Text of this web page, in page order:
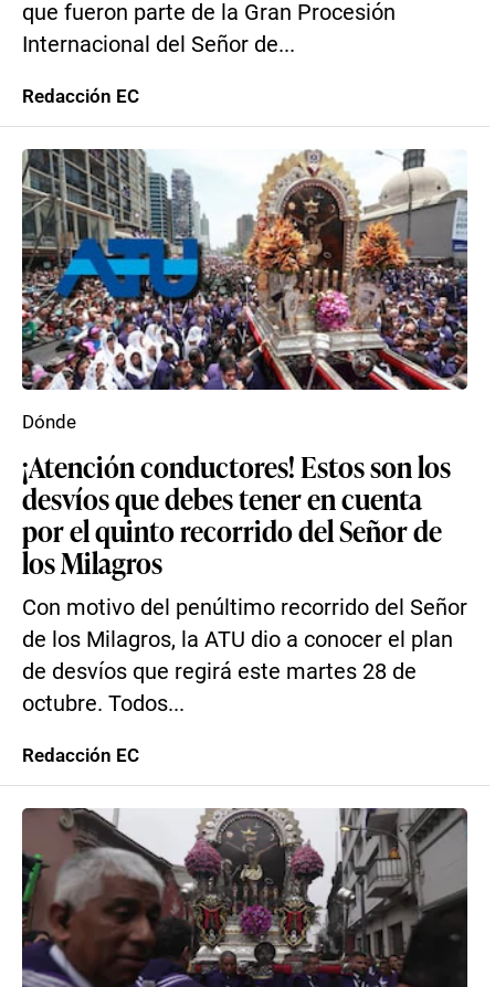
que fueron parte de la Gran Procesión
Internacional del Señor de...
Redacción EC
¡Atención conductores! Estos son los
desvíos que debes tener en cuenta
por el quinto recorrido del Señor de
los Milagros
Con motivo del penúltimo recorrido del Señor
de los Milagros, la ATU dio a conocer el plan
de desvíos que regirá este martes 28 de
octubre. Todos...
Dónde
Redacción EC